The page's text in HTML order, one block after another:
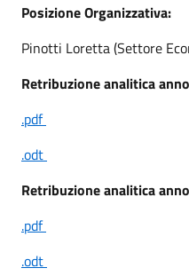
Posizione Organizzativa:
Pinotti Loretta (Settore
Retribuzione analitica
.pdf
.odt
Retribuzione analitica
.pdf
.odt